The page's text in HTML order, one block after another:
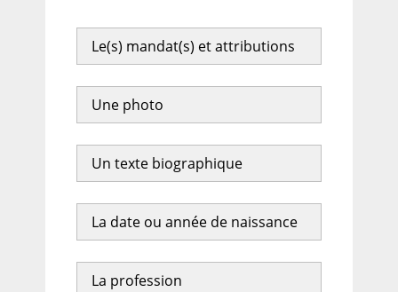
Le(s) mandat(s) et attributions
Une photo
Un texte biographique
La date ou année de naissance
La profession